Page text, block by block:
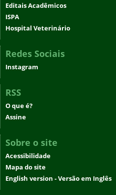
Editais Acadêmicos
ISPA
Hospital Veterinário
Redes Sociais
Instagram
RSS
O que é?
Assine
Sobre o site
Acessibilidade
Mapa do site
English version - Versão em Inglês